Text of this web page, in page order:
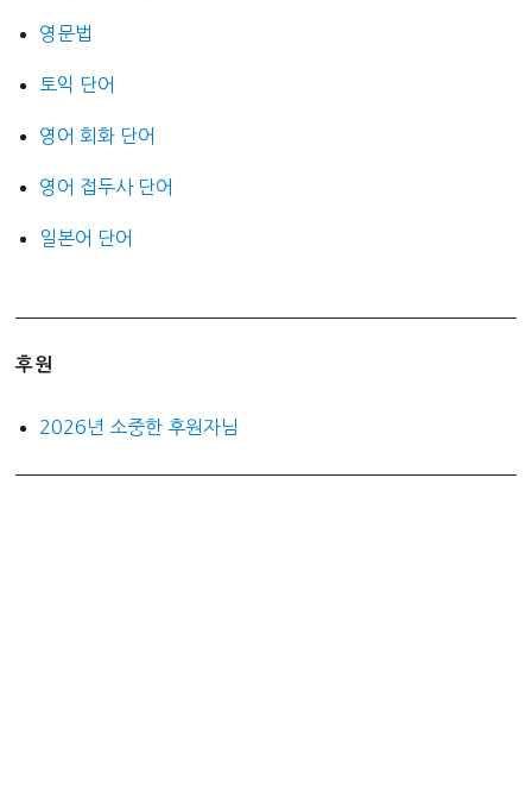
영문법
토익 단어
영어 회화 단어
영어 접두사 단어
일본어 단어
후원
2026년 소중한 후원자님